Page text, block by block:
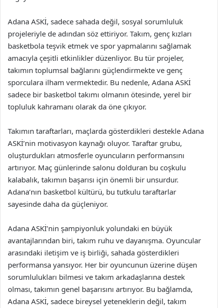
Adana ASKİ, sadece sahada değil, sosyal sorumluluk
projeleriyle de adından söz ettiriyor. Takım, genç kızları
basketbola teşvik etmek ve spor yapmalarını sağlamak
amacıyla çeşitli etkinlikler düzenliyor. Bu tür projeler,
takımın toplumsal bağlarını güçlendirmekte ve genç
sporculara ilham vermektedir. Bu nedenle, Adana ASKİ
sadece bir basketbol takımı olmanın ötesinde, yerel bir
topluluk kahramanı olarak da öne çıkıyor.
Takımın taraftarları, maçlarda gösterdikleri destekle Adana
ASKİ’nin motivasyon kaynağı oluyor. Taraftar grubu,
oluşturdukları atmosferle oyuncuların performansını
artırıyor. Maç günlerinde salonu dolduran bu coşkulu
kalabalık, takımın başarısı için önemli bir unsurdur.
Adana’nın basketbol kültürü, bu tutkulu taraftarlar
sayesinde daha da güçleniyor.
Adana ASKİ’nin şampiyonluk yolundaki en büyük
avantajlarından biri, takım ruhu ve dayanışma. Oyuncular
arasındaki iletişim ve iş birliği, sahada gösterdikleri
performansa yansıyor. Her bir oyuncunun üzerine düşen
sorumlulukları bilmesi ve takım arkadaşlarına destek
olması, takımın genel başarısını artırıyor. Bu bağlamda,
Adana ASKİ, sadece bireysel yeteneklerin değil, takım